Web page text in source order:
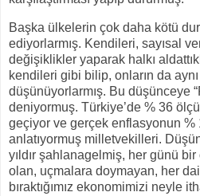
Başka ülkelerin çok daha kötü
ediyorlarmış. Kendileri, sayısal
değişiklikler yaparak halkı
kendileri gibi bilip, onların da aynı
düşünüyorlarmış. Bu düşünceye
deniyormuş. Türkiye’de % 36
geçiyor ve gerçek enflasyonun %
anlatıyormuş milletvekilleri.
yıldır şahlanagelmiş, her günü
olan, uçmalara doymayan, her
bıraktığımız ekonomimizi neyle